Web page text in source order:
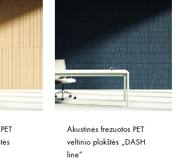
Akustinės frezuotos PET
veltinio plokštės „DASH
line”